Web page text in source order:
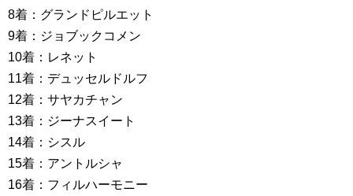
8着：グランドピルエット
9着：ジョブックコメン
10着：レネット
11着：デュッセルドルフ
12着：サヤカチャン
13着：ジーナスイート
14着：シスル
15着：アントルシャ
16着：フィルハーモニー